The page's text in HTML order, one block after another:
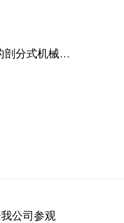
剖分式机械密
公司参观